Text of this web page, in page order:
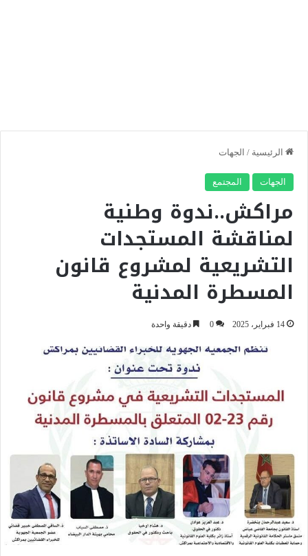
الرئيسية / الجهات
الجهات المجتمع
مراكش..ندوة وطنية
لمناقشة المستجدات
التشريعية لمشروع قانون
المسطرة المدنية
14 فبراير، 2025 0 دقيقة واحدة